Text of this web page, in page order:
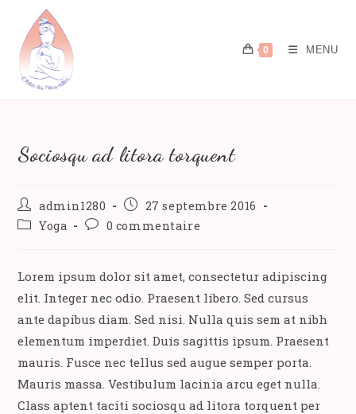
content
0 MENU
Sociosqu ad litora torquent
Auteur/autrice
de
la
admin1280
Publication
publiée :
27 septembre 2016
PostYoga
Commentaires
publication :
0 commentaire
Lorem ipsum dolor sit amet, consectetur adipiscing
elit. Integer nec odio. Praesent libero. Sed cursus
ante dapibus diam. Sed nisi. Nulla quis sem at nibh
elementum imperdiet. Duis sagittis ipsum. Praesent
mauris. Fusce nec tellus sed augue semper porta.
Mauris massa. Vestibulum lacinia arcu eget nulla.
Class aptent taciti sociosqu ad litora torquent per